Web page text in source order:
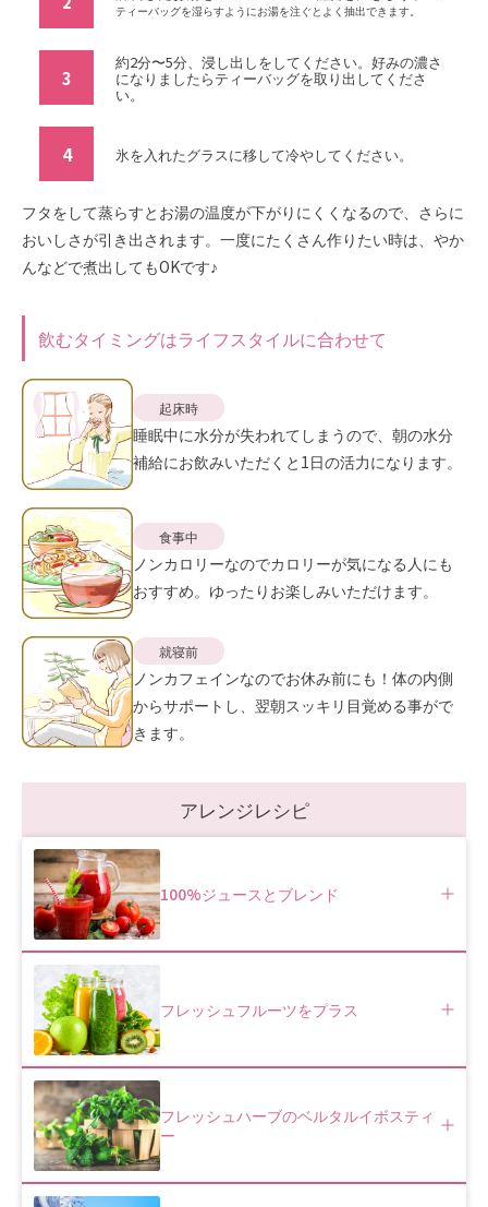
ティーバッグを湿らすようにお湯を注ぐとよく抽出できます。
3
約2分〜5分、浸し出しをしてください。好みの濃さ
になりましたらティーバッグを取り出してくださ
い。
4 氷を入れたグラスに移して冷やしてください。
フタをして蒸らすとお湯の温度が下がりにくくなるので、さらに
おいしさが引き出されます。一度にたくさん作りたい時は、やか
んなどで煮出してもOKです♪
飲むタイミングはライフスタイルに合わせて
起床時
睡眠中に水分が失われてしまうので、朝の水分
補給にお飲みいただくと1日の活力になります。
食事中
ノンカロリーなのでカロリーが気になる人にも
おすすめ。ゆったりお楽しみいただけます。
就寝前
ノンカフェインなのでお休み前にも！体の内側
からサポートし、翌朝スッキリ目覚める事がで
きます。
アレンジレシピ
100%ジュースとブレンド
フレッシュフルーツをプラス
フレッシュハーブのベルタルイボスティ
ー